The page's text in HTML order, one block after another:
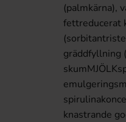
(palmkärna),
fettreducerat
gräddfyllning
knastrande